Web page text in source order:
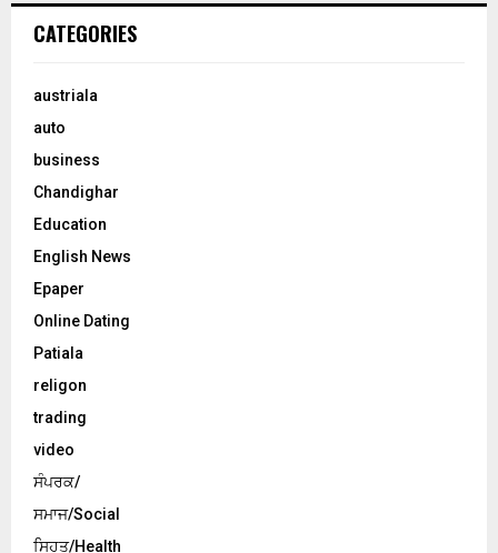
CATEGORIES
austriala
auto
business
Chandighar
Education
English News
Epaper
Online Dating
Patiala
religon
trading
video
ਸੰਪਰਕ/
ਸਮਾਜ/Social
ਸਿਹਤ/Health